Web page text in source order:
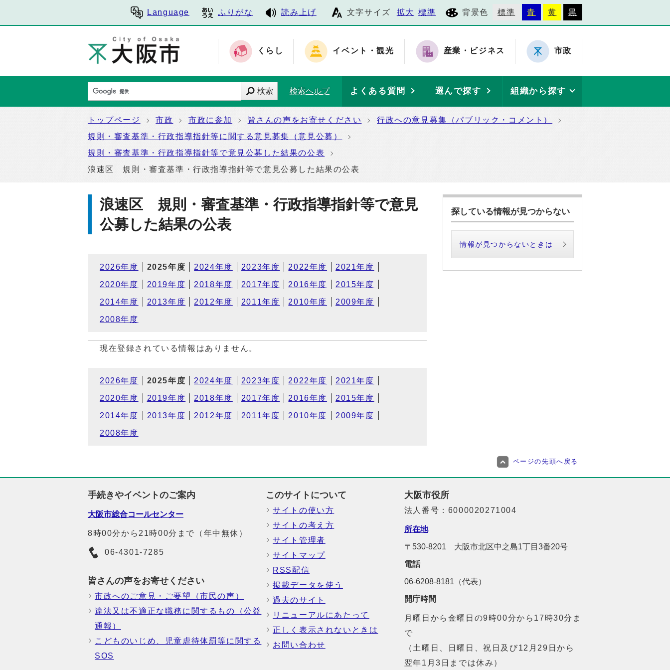
Language ふりがな 読み上げ 文字サイズ 拡大 標準 背景色 標準 青 黄 黒
くらし イベント・観光 産業・ビジネス 市政
検索 検索ヘルプ よくある質問 選んで探す 組織から探す
トップページ 市政 市政に参加 皆さんの声をお寄せください
行政への意見募集（パブリック・コメント）
規則・審査基準・行政指導指針等に関する意見募集（意見公募）
規則・審査基準・行政指導指針等で意見公募した結果の公表
浪速区 規則・審査基準・行政指導指針等で意見公募した結果の公表
浪速区 規則・審査基準・行政指導指針等で意見
公募した結果の公表
2026年度 2025年度 2024年度 2023年度 2022年度 2021年度
2020年度 2019年度 2018年度 2017年度 2016年度 2015年度
2014年度 2013年度 2012年度 2011年度 2010年度 2009年度
2008年度
現在登録されている情報はありません。
2026年度 2025年度 2024年度 2023年度 2022年度 2021年度
2020年度 2019年度 2018年度 2017年度 2016年度 2015年度
2014年度 2013年度 2012年度 2011年度 2010年度 2009年度
2008年度
探している情報が見つからない
情報が見つからないときは
ページの先頭へ戻る
手続きやイベントのご案内
大阪市総合コールセンター
8時00分から21時00分まで（年中無休）
06-4301-7285
皆さんの声をお寄せください
市政へのご意見・ご要望（市民の声）
違法又は不適正な職務に関するもの（公益
通報）
こどものいじめ、児童虐待体罰等に関する
SOS
このサイトについて
サイトの使い方
サイトの考え方
サイト管理者
サイトマップ
RSS配信
掲載データを使う
過去のサイト
リニューアルにあたって
正しく表示されないときは
お問い合わせ
大阪市役所
法人番号：6000020271004
所在地
〒530-8201 大阪市北区中之島1丁目3番20号
電話
06-6208-8181（代表）
開庁時間
月曜日から金曜日の9時00分から17時30分ま
で
（土曜日、日曜日、祝日及び12月29日から
翌年1月3日までは休み）